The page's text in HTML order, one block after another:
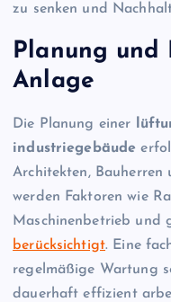
zu senken und
Planung
Anlage
Die Planung einer
industriegebäude
Architekten, Bauherren
werden Faktoren wie
Maschinenbetrieb und
berücksichtigt. Eine
regelmäßige Wartung
dauerhaft effizient